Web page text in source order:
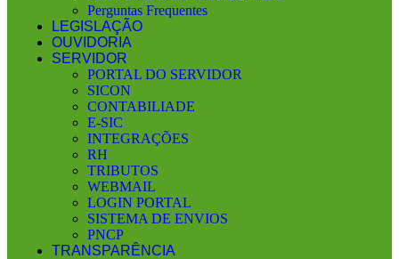
Perguntas Frequentes
LEGISLAÇÃO
OUVIDORIA
SERVIDOR
PORTAL DO SERVIDOR
SICON
CONTABILIADE
E-SIC
INTEGRAÇÕES
RH
TRIBUTOS
WEBMAIL
LOGIN PORTAL
SISTEMA DE ENVIOS
PNCP
TRANSPARÊNCIA